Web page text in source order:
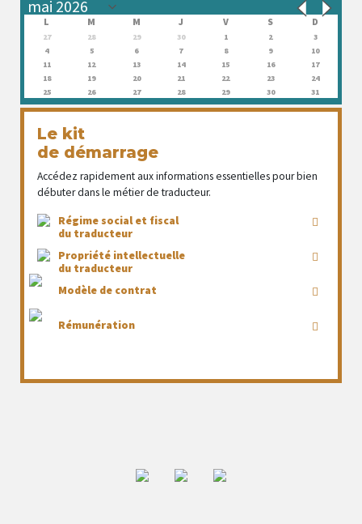
L M M J V S D
27 28 29 30 1 2
3
4
5 6 7 8 9
10
11
12 13 14 15 16
17
18
19 20 21 22 23
24
25
26 27 28 29 30 31
Le kit
de démarrage
Accédez rapidement aux informations essentielles pour bien
débuter dans le métier de traducteur.
Régime social et fiscal
du traducteur
Propriété intellectuelle
du traducteur
Modèle de contrat
Rémunération